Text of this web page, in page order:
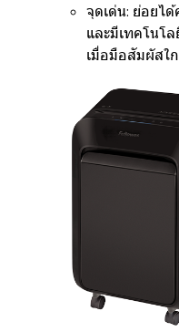
จุดเด่น: ย่อยได้
และมีเทคโนโล
เมื่อมือสัมผัสใ